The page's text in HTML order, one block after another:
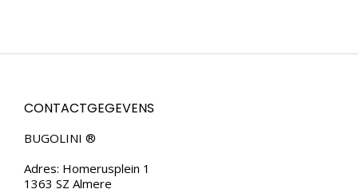
CONTACTGEGEVENS
BUGOLINI ®
Adres: Homerusplein 1
1363 SZ Almere